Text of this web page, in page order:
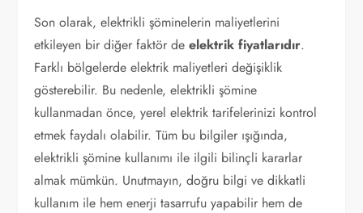
Son olarak, elektrikli şöminelerin maliyetlerini
etkileyen bir diğer faktör deelektrik fiyatlarıdır.
Farklı bölgelerde elektrik maliyetleri değişiklik
gösterebilir. Bu nedenle, elektrikli şömine
kullanmadan önce, yerel elektrik tarifelerinizi kontrol
etmek faydalı olabilir. Tüm bu bilgiler ışığında,
elektrikli şömine kullanımı ile ilgili bilinçli kararlar
almak mümkün. Unutmayın, doğru bilgi ve dikkatli
kullanım ile hem enerji tasarrufu yapabilir hem de